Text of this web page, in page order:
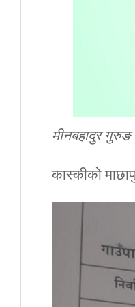
मीनबहादुर गुरुङ
कास्कीको